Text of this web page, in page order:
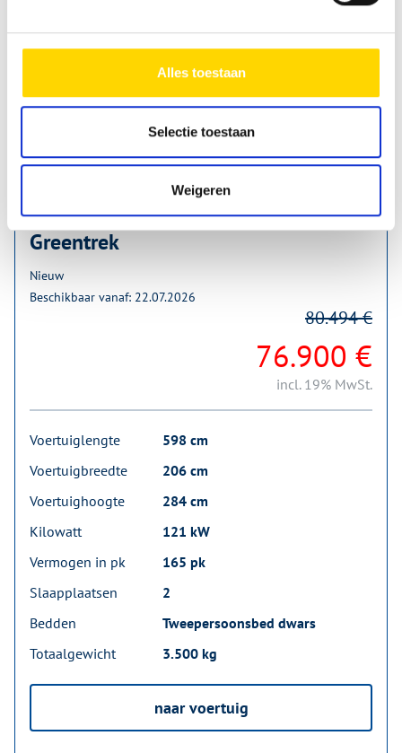
Alles toestaan
Selectie toestaan
Weigeren
Sunlight Camper Van Cliff 590 4x4
Greentrek
Nieuw
Beschikbaar vanaf: 22.07.2026
76.900 €
80.494 €
incl. 19% MwSt.
Voertuiglengte
598 cm
Voertuigbreedte
206 cm
Voertuighoogte
284 cm
Kilowatt
121 kW
Vermogen in pk
165 pk
Slaapplaatsen
2
Bedden
Tweepersoonsbed dwars
Totaalgewicht
3.500 kg
naar voertuig